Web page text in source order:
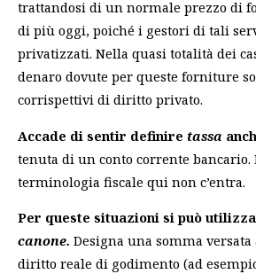
trattandosi di un normale prezzo di
di più oggi, poiché i gestori di tali
privatizzati. Nella quasi totalità dei
denaro dovute per queste forniture
corrispettivi di diritto privato.
Accade di sentir definire tassa
tenuta di un conto corrente bancario.
terminologia fiscale qui non c’entra.
Per queste situazioni si può
canone. Designa una somma
diritto reale di godimento (ad